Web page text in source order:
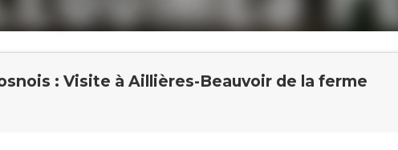
: Visite à Aillières-Beauvoir de la ferme